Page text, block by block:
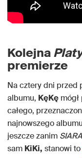
Kolejna
premierze
Na cztery dni przed
albumu, KęKę
całego,
najnowszego
jeszcze zanim SIARA
sam KiKi, stanowi to